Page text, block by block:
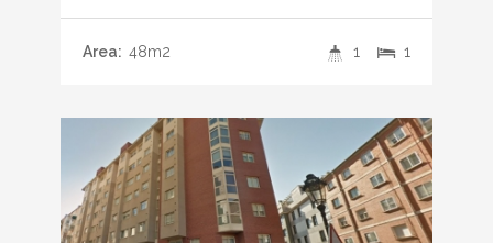
Area: 48m2 1
1